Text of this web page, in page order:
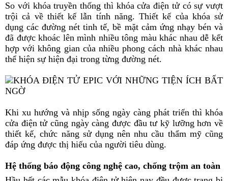
So với khóa truyền thống thì khóa cửa điện tử có sự vượt
trội cả về thiết kế lẫn tính năng. Thiết kế của khóa sử
dụng các đường nét tinh tế, bề mặt cảm ứng nhạy bén và
đã được khoác lên mình nhiều tông màu khác nhau dễ kết
hợp với không gian của nhiều phong cách nhà khác nhau
thể hiện sự hiện đại trong từng đường nét.
Khi xu hướng và nhịp sống ngày càng phát triển thì khóa
cửa điện tử cũng ngày càng được đầu tư kỹ lưỡng hơn về
thiết kế, chức năng sử dụng nên nhu cầu thẩm mỹ cũng
đáp ứng được thị hiếu của người tiêu dùng.
Hệ thống báo động công nghệ cao, chống trộm an toàn